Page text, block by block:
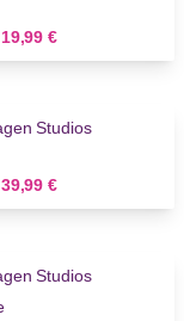
Nová cena
19,99 €
Studios
Nová cena
39,99 €
Studios